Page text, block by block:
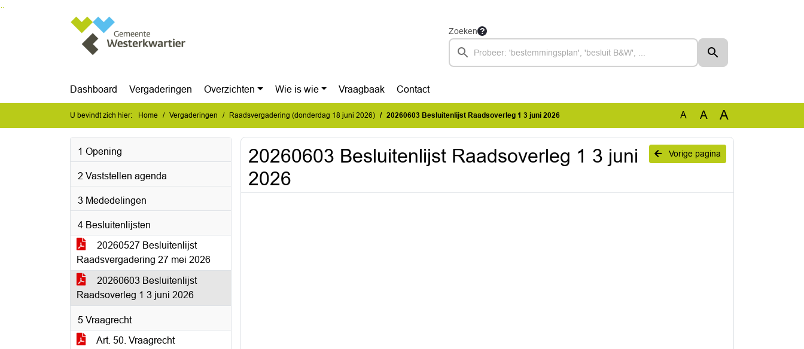
Zoeken
Dashboard Vergaderingen Overzichten Wie is wie Vraagbaak Contact
U bevindt zich hier: Home Vergaderingen Raadsvergadering (donderdag 18 juni 2026) 20260603 Besluitenlijst Raadsoverleg 1 3 juni 2026 A A A
1 Opening
2 Vaststellen agenda
3 Mededelingen
4 Besluitenlijsten
20260527 Besluitenlijst
Raadsvergadering 27 mei 2026
20260603 Besluitenlijst
Raadsoverleg 1 3 juni 2026
5 Vraagrecht
Art. 50. Vraagrecht
Vorige pagina
20260603 Besluitenlijst Raadsoverleg 1 3 juni
2026